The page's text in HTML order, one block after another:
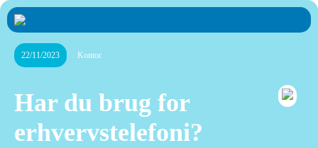
22/11/2023 Kontor
Har du brug for
erhvervstelefoni?